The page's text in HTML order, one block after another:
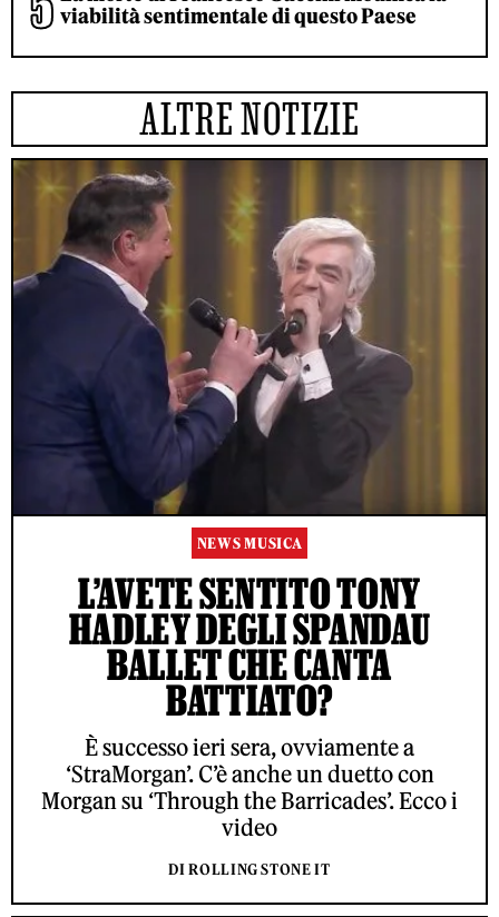
viabilità sentimentale di questo Paese
ALTRE NOTIZIE
NEWS MUSICA
L’AVETE SENTITO TONY
HADLEY DEGLI SPANDAU
BALLET CHE CANTA
BATTIATO?
È successo ieri sera, ovviamente a
‘StraMorgan’. C’è anche un duetto con
Morgan su ‘Through the Barricades’. Ecco i
video
DI ROLLING STONE IT